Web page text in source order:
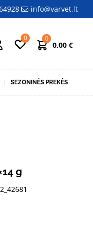
info@varvet.lt
0 0
0,00 €
SEZONINĖS PREKĖS
g